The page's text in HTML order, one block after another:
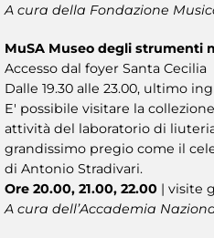
A cura della Fondazione
MuSA Museo degli strumenti
Accesso dal foyer Santa Cecilia
Dalle 19.30 alle 23.00, ultimo
E' possibile visitare la
attività del laboratorio di
grandissimo pregio come il
di Antonio Stradivari.
Ore 20.00, 21.00, 22.00 | visite
A cura dell’Accademia